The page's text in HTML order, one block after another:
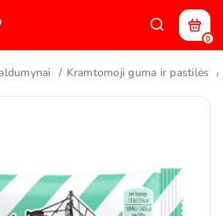
0
Kramtomoji guma ir pastilės